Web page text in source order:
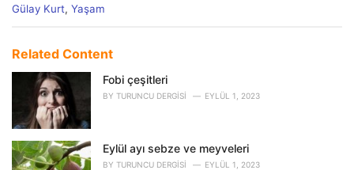
C
e
e
:
Gülay Kurt, Yaşam
Related Content
Fobi çeşitleri
BY TURUNCU DERGISI EYLÜL 1, 2023
Eylül ayı sebze ve meyveleri
BY TURUNCU DERGISI EYLÜL 1, 2023